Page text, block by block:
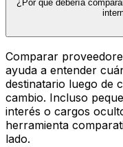
¿Por qué debería
Comparar
ayuda a entender
destinatario luego de
cambio. Incluso
interés o cargos
herramienta
lado.